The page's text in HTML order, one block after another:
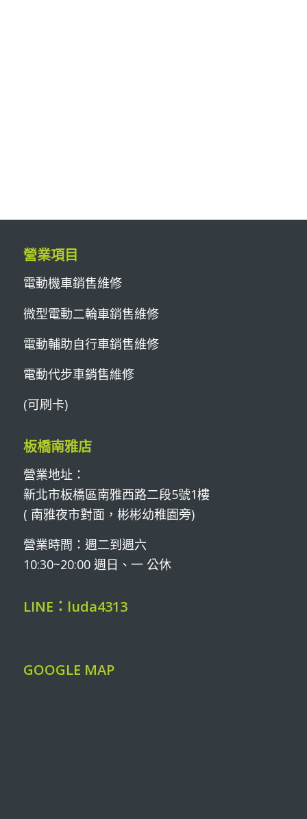
營業項目
電動機車銷售維修
微型電動二輪車銷售維修
電動輔助自行車銷售維修
電動代步車銷售維修
(可刷卡)
板橋南雅店
營業地址：
新北市板橋區南雅西路二段5號1樓
( 南雅夜市對面，彬彬幼稚園旁)
營業時間：週二到週六
10:30~20:00 週日、一 公休
LINE：luda4313
GOOGLE MAP